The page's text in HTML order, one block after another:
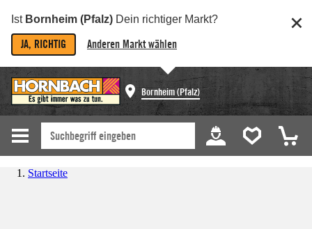
Ist Bornheim (Pfalz) Dein richtiger Markt?
JA, RICHTIG Anderen Markt wählen
Bornheim (Pfalz)
Startseite